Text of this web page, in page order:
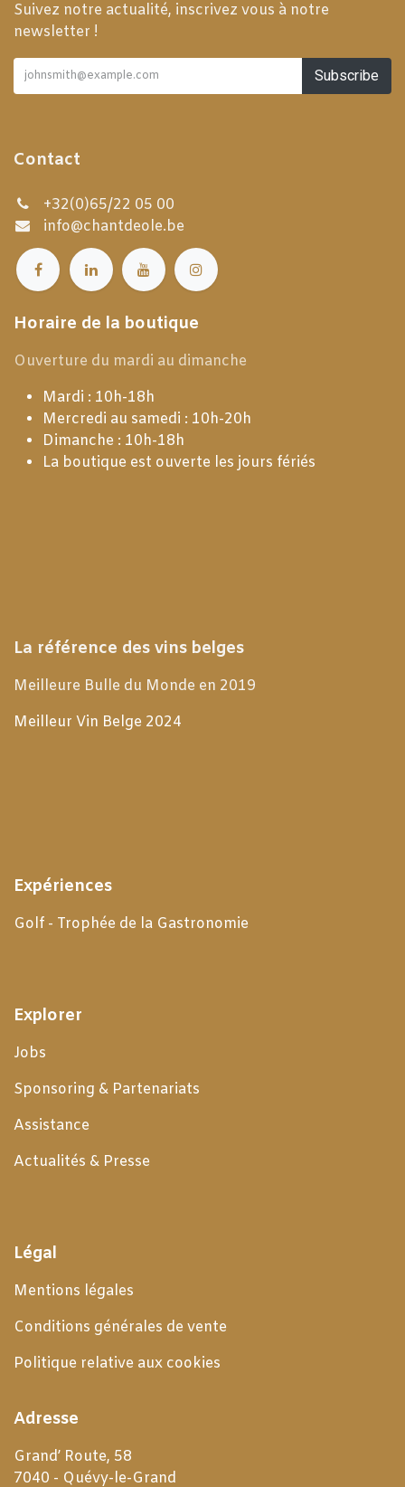
Suivez notre actualité, inscrivez vous à notre
newsletter !
Subscribe
Contact
+32(0)65/22 05 00
info@chantdeole.be
Horaire de la boutique
Ouverture du mardi au dimanche
Mardi : 10h-18h
Mercredi au samedi : 10h-20h
Dimanche : 10h-18h
La boutique est ouverte les jours fériés
La référence des vins belges
Meilleure Bulle du Monde en 2019
Meilleur Vin Belge 2024
Expériences
Golf - Trophée de la Gastronomie
Explorer
Jobs
Sponsoring & Partenariats
Assistance
Actualités & Presse
Légal
Mentions légales
Conditions générales de vente
Politique relative aux cookies
Adresse
Grand’ Route, 58
7040 - Quévy-le-Grand